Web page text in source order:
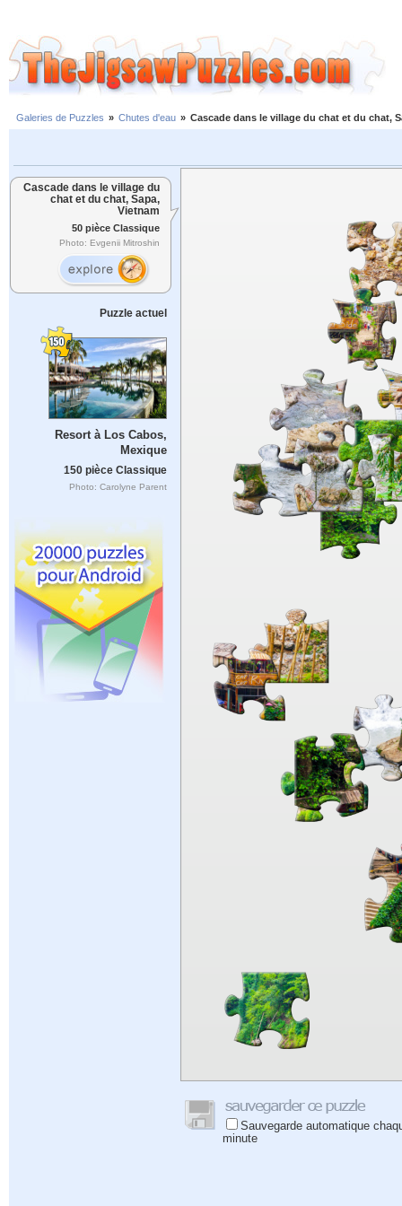
Galeries de Puzzles » Chutes d'eau » Cascade dans le village du chat et du chat,
Cascade dans le village du
chat et du chat, Sapa,
Vietnam
50 pièce Classique
Photo: Evgenii Mitroshin
Puzzle actuel
Resort à Los Cabos,
Mexique
150 pièce Classique
Photo: Carolyne Parent
Sauvegarde automatique
minute